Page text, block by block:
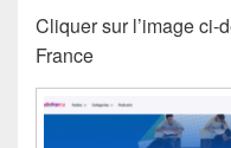
Cliquer sur l’image ci-
France